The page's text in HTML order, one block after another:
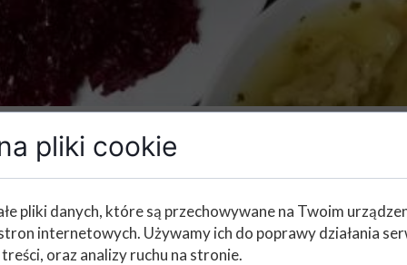
06 listopada 2023
04/10/2023 - 08/11/
pliki cookie
pliki danych, które są przechowywane na Twoim
internetowych. Używamy ich do poprawy działania
oraz analizy ruchu na stronie.